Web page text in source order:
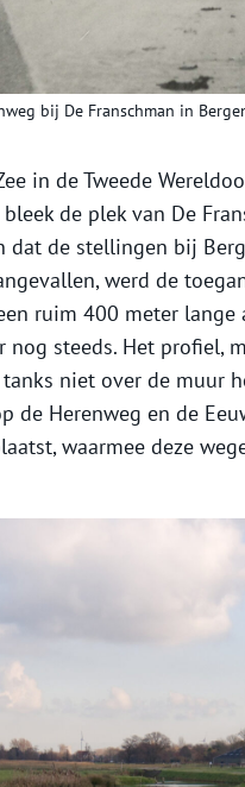
bij De Franschman in
in de Tweede
de plek van De
dat de stellingen bij
werd de
ruim 400 meter
nog steeds. Het profiel,
niet over de muur
de Herenweg en de
waarmee deze